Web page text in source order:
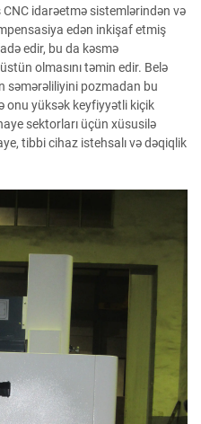
idarəetmə sistemlərindən və
edən inkişaf etmiş
edir, bu da kəsmə
olmasını təmin edir. Belə
səmərəliliyini pozmadan bu
onu yüksək keyfiyyətli kiçik
sektorları üçün xüsusilə
tibbi cihaz istehsalı və dəqiqlik